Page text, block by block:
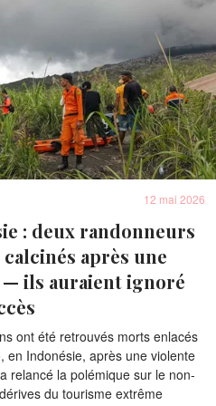
12 mai 2026
: deux randonneurs
après une
ils auraient ignoré
ont été retrouvés morts enlacés
en Indonésie, après une violente
relancé la polémique sur le non-
du tourisme extrême